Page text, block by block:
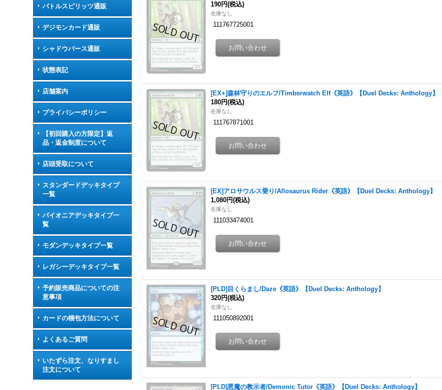
バトルスピリッツ通販
デジモンカード通販
シャドウバース通販
状態表記
店舗案内
プライバシーポリシー
【初回購入の方限定】返
品・返金制度について
店頭受取について
スタンダードデッキタイプ
一覧
パイオニアデッキタイプ一
覧
モダンデッキタイプ一覧
レガシーデッキタイプ一覧
予約販売商品についての注
意事項
カードの梱包方法について
よくあるご質問
いたずら注文、なりすまし
注文について
190円(税込)
在庫なし
111767725001
[EX+]森林守りのエルフ/Timberwatch Elf《英語》【Duel Decks: Anthology】
180円(税込)
在庫なし
111767871001
[EX]アロサウルス乗り/Allosaurus Rider《英語》【Duel Decks: Anthology】
1,080円(税込)
在庫なし
111033474001
[PLD]目くらまし/Daze《英語》【Duel Decks: Anthology】
320円(税込)
在庫なし
111050892001
[PLD]悪魔の教示者/Demonic Tutor《英語》【Duel Decks: Anthology】